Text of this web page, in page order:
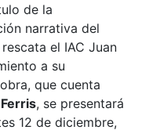
de la
narrativa del
el IAC Juan
a su
que cuenta
, se presentará
12 de diciembre,